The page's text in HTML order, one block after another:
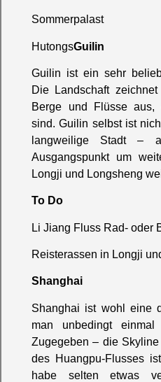
Sommerpalast
HutongsGuilin
Guilin ist ein sehr
Die Landschaft
Berge und Flüsse aus,
sind. Guilin selbst ist
langweilige Stadt –
Ausgangspunkt um
Longji und Longsheng
To Do
Li Jiang Fluss Rad- oder
Reisterassen in Longji
Shanghai
Shanghai ist wohl eine
man unbedingt
Zugegeben – die
des Huangpu-Flusses
habe selten etwas